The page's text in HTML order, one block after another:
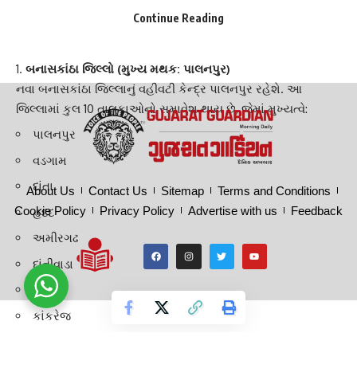
નવા જિલ્લાઓનું માળખું અને તાલુકાઓનું વિભાજન
વિભાજન બાદ, બંને જિલ્લાઓમાં નીચે મુજબ તાલુકાઓનો સમાવેશ
બનાસકાંઠા જિલ્લો (મુખ્ય મથક: પાલનપુર)
નવા બનાસકાંઠા જિલ્લાનું વહીવટી કેન્દ્ર પાલનપુર રહેશે. આ
જિલ્લામાં કુલ 10 તાલુકાઓનો સમાવેશ થાય છે, જેમાં મુખ્યત્વે:
પાલનપુર
વડગામ
દાંતા
હદદ
અમીરગઢ
દાંતીવાડા
ડીસા
કાંકરેજ
Continue Reading
About Us Contact Us Sitemap
Terms and Conditions
Cookie Policy
Privacy Policy Advertise with us Feedback